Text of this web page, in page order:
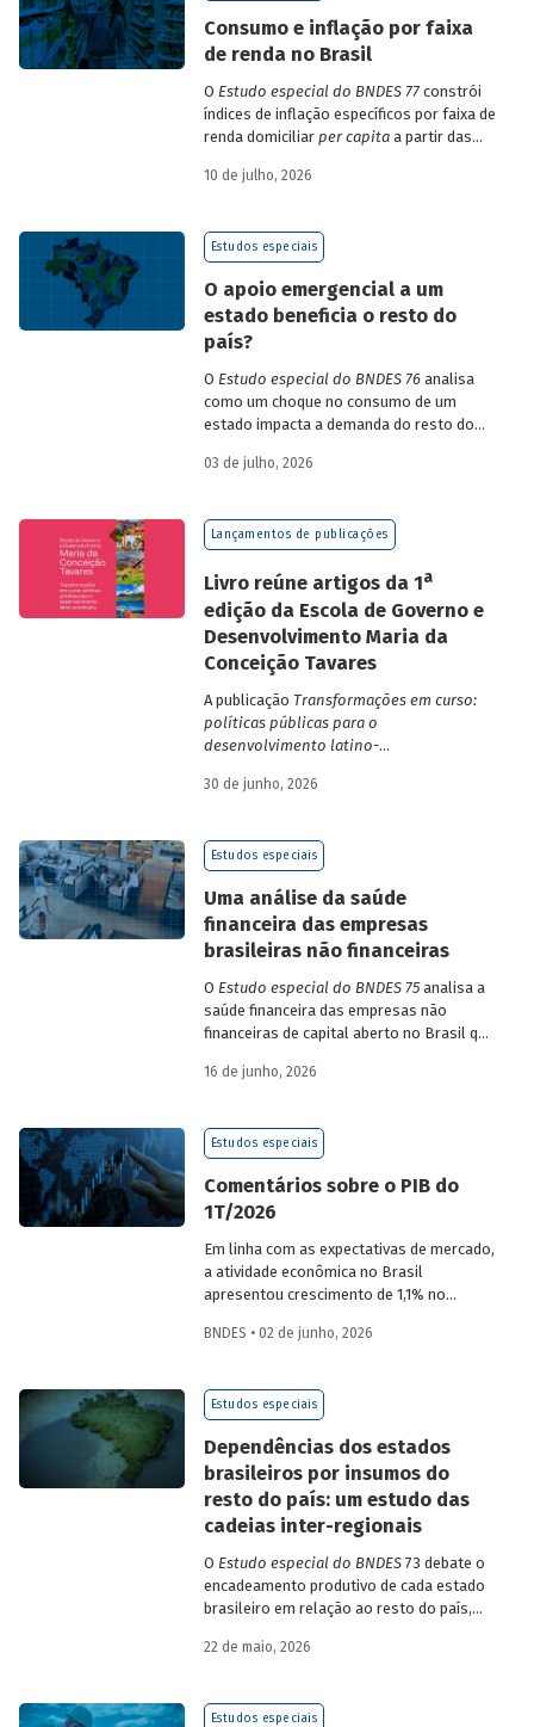
Consumo e inflação por faixa
de renda no Brasil
O Estudo especial do BNDES 77constrói
índices de inflação específicos por faixa de
renda domiciliar per capitaa partir das
associadas às variações de preços dos
ainda os microdados da Pnad Contínua
para analisar a evolução da renda dos
10 de julho, 2026
Estudos especiais
O apoio emergencial a um
estado beneficia o resto do
país?
O Estudo especial do BNDES 76analisa
como um choque no consumo de um
estado impacta a demanda do resto do
Grande do Sul.
03 de julho, 2026
Lançamentos de publicações
Livro reúne artigos da 1a
edição da Escola de Governo e
Desenvolvimento Maria da
Conceição Tavares
A publicação Transformações em curso:
políticas públicas para o
desenvolvimento latino-
da Escola de Governo e Desenvolvimento
30 de junho, 2026
Estudos especiais
Uma análise da saúde
financeira das empresas
brasileiras não financeiras
O Estudo especial do BNDES 75analisa a
saúde financeira das empresas não
financeiras de capital aberto no Brasil que
valores. Para isso, parte de uma amostra
dimensões: lucratividade, solvência,
16 de junho, 2026
Estudos especiais
Comentários sobre o PIB do
1T/2026
Em linha com as expectativas de mercado,
a atividade econômica no Brasil
apresentou crescimento de 1,1% no
imediatamente anterior, na série ajustada
próximos meses no
BNDES • 02 de junho, 2026
Estudos especiais
Dependências dos estados
brasileiros por insumos do
resto do país: um estudo das
cadeias inter-regionais
O Estudo especial do BNDES73 debate o
encadeamento produtivo de cada estado
brasileiro em relação ao resto do país,
quanto o estímulo a um estado ou setor
metodologia de construção de matrizes
22 de maio, 2026
Estudos especiais